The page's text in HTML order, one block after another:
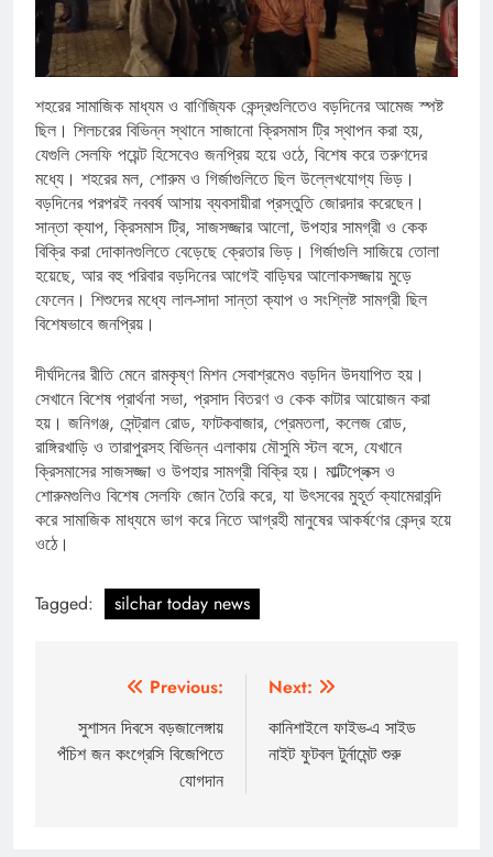
শহরের সামাজিক মাধ্যম ও বাণিজ্যিক কেন্দ্রগুলিতেও বড়দিনের আমেজ স্পষ্ট
ছিল। শিলচরের বিভিন্ন স্থানে সাজানো ক্রিসমাস ট্রি স্থাপন করা হয়,
যেগুলি সেলফি পয়েন্ট হিসেবেও জনপ্রিয় হয়ে ওঠে, বিশেষ করে তরুণদের
মধ্যে। শহরের মল, শোরুম ও গির্জাগুলিতে ছিল উল্লেখযোগ্য ভিড়।
বড়দিনের পরপরই নববর্ষ আসায় ব্যবসায়ীরা প্রস্তুতি জোরদার করেছেন।
সান্তা ক্যাপ, ক্রিসমাস ট্রি, সাজসজ্জার আলো, উপহার সামগ্রী ও কেক
বিক্রি করা দোকানগুলিতে বেড়েছে ক্রেতার ভিড়। গির্জাগুলি সাজিয়ে তোলা
হয়েছে, আর বহু পরিবার বড়দিনের আগেই বাড়িঘর আলোকসজ্জায় মুড়ে
ফেলেন। শিশুদের মধ্যে লাল-সাদা সান্তা ক্যাপ ও সংশ্লিষ্ট সামগ্রী ছিল
বিশেষভাবে জনপ্রিয়।
দীর্ঘদিনের রীতি মেনে রামকৃষ্ণ মিশন সেবাশ্রমেও বড়দিন উদযাপিত হয়।
সেখানে বিশেষ প্রার্থনা সভা, প্রসাদ বিতরণ ও কেক কাটার আয়োজন করা
হয়। জনিগঞ্জ, সেন্ট্রাল রোড, ফাটকবাজার, প্রেমতলা, কলেজ রোড,
রাঙ্গিরখাড়ি ও তারাপুরসহ বিভিন্ন এলাকায় মৌসুমি স্টল বসে, যেখানে
ক্রিসমাসের সাজসজ্জা ও উপহার সামগ্রী বিক্রি হয়। মাল্টিপ্লেক্স ও
শোরুমগুলিও বিশেষ সেলফি জোন তৈরি করে, যা উৎসবের মুহূর্ত ক্যামেরাবন্দি
করে সামাজিক মাধ্যমে ভাগ করে নিতে আগ্রহী মানুষের আকর্ষণের কেন্দ্র হয়ে
ওঠে।
Tagged: silchar today news
navigation
Previous:
সুশাসন দিবসে বড়জালেঙ্গায়
পঁচিশ জন কংগ্রেসি বিজেপিতে
যোগদান
Next:
কানিশাইলে ফাইভ-এ সাইড
নাইট ফুটবল টুর্নামেন্ট শুরু